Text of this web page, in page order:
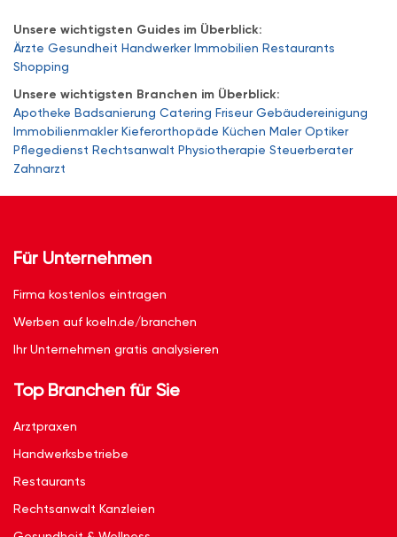
Unsere wichtigsten Guides im Überblick:
Ärzte Gesundheit Handwerker Immobilien Restaurants
Shopping
Unsere wichtigsten Branchen im Überblick:
Apotheke Badsanierung Catering Friseur Gebäudereinigung
Immobilienmakler Kieferorthopäde Küchen Maler Optiker
Pflegedienst Rechtsanwalt Physiotherapie Steuerberater
Zahnarzt
Für Unternehmen
Firma kostenlos eintragen
Werben auf koeln.de/branchen
Ihr Unternehmen gratis analysieren
Top Branchen für Sie
Arztpraxen
Handwerksbetriebe
Restaurants
Rechtsanwalt Kanzleien